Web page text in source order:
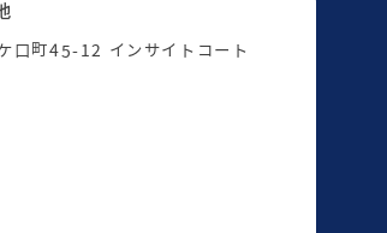
口町45-12 インサイトコート